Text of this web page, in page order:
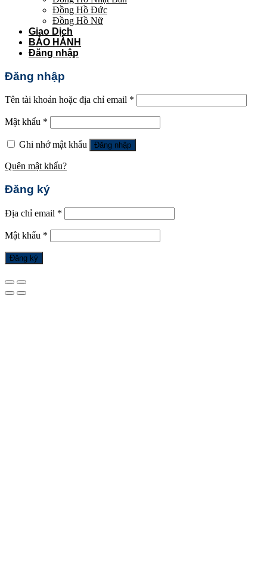
Đồng Hồ Đức
Đồng Hồ Nữ
Giao Dịch
BẢO HÀNH
Đăng nhập
Đăng nhập
Tên tài khoản hoặc địa chỉ email *
Mật khẩu *
Ghi nhớ mật khẩu Đăng nhập
Quên mật khẩu?
Đăng ký
Địa chỉ email *
Mật khẩu *
Đăng ký